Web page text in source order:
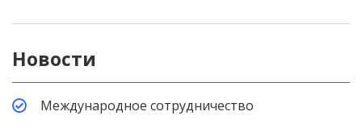
Новости
Международное сотрудничество